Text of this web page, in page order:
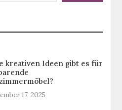
kreativen Ideen gibt es für
17, 2025